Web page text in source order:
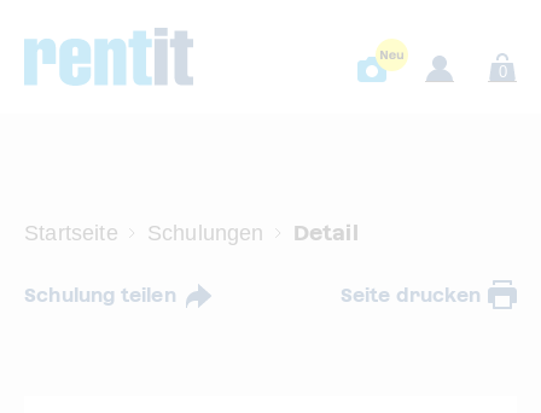
0
Startseite Schulungen Detail
Schulung teilen Seite drucken